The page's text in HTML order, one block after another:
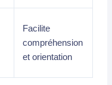
Facilite
compréhension
et orientation